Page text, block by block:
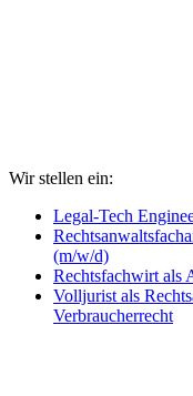
Wir stellen ein:
Legal-Tech
(m/w/d)
Rechtsfachwirt als
Volljurist als
Verbraucherrecht